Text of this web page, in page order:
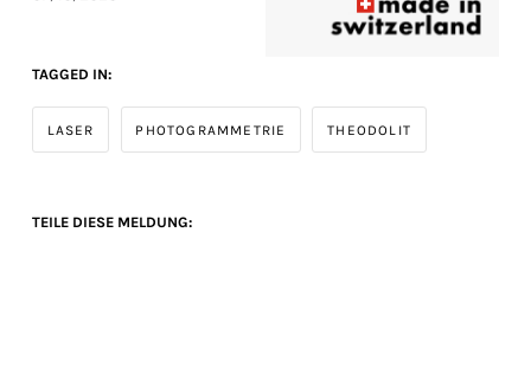
TAGGED IN:
LASER PHOTOGRAMMETRIE THEODOLIT
TEILE DIESE MELDUNG: